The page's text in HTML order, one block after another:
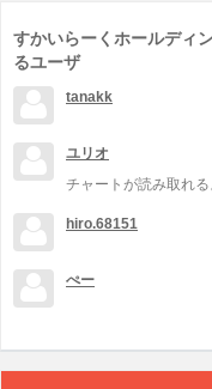
すかいらーくホールディ
るユーザ
tanakk
ユリオ
チャートが読み取れる
hiro.68151
ぺー